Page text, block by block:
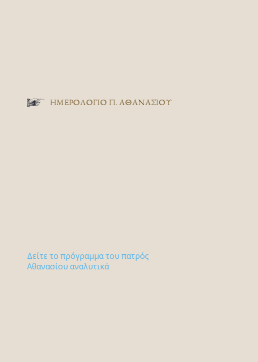
ΗΜΕΡΟΛΟΓΙΟ Π. ΑΘΑΝΑΣΙΟΥ
Δείτε το πρόγραμμα του πατρός
Αθανασίου αναλυτικά